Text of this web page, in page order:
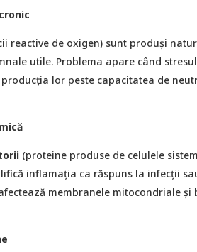
reactive de oxigen) sunt produşi
utile. Problema apare când
lor peste capacitatea de
(proteine produse de celulele
inflamația ca răspuns la infecții
membranele mitocondriale și